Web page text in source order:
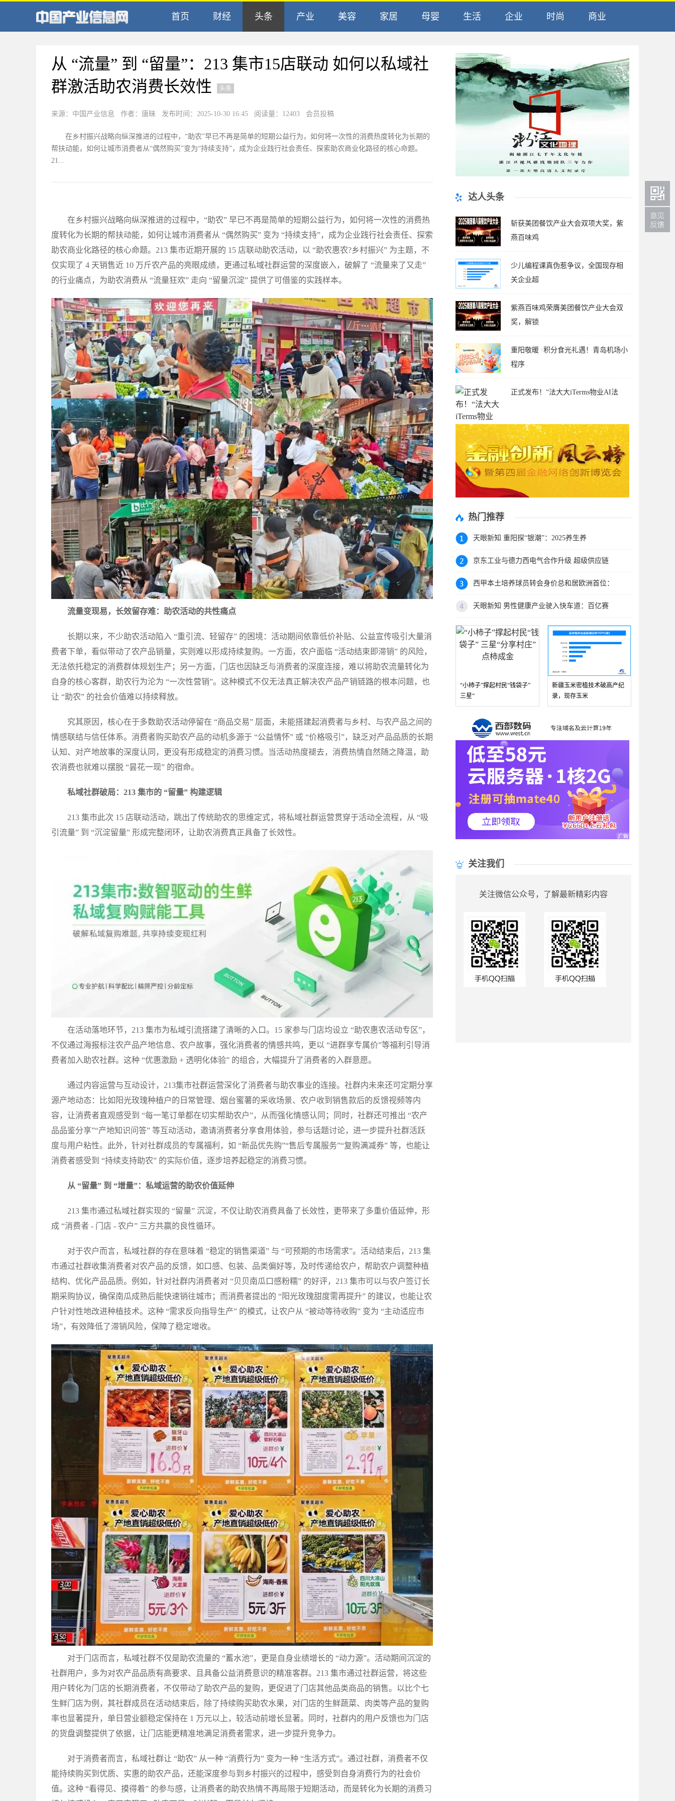
首页 财经 头条 产业 美容 家居 母婴 生活 企业 时尚 商业
从 “流量” 到 “留量”：213 集市15店联动 如何以私域社
群激活助农消费长效性
头条
来源：中国产业信息 作者：唐昧 发布时间：2025-10-30 16:45 阅读量：12403 会员投稿
在乡村振兴战略向纵深推进的过程中，“助农”早已不再是简单的短期公益行为，如何将一次性的消费热度转化为长期的
帮扶动能，如何让城市消费者从“偶然购买”变为“持续支持”，成为企业践行社会责任、探索助农商业化路径的核心命题。
21...
在乡村振兴战略向纵深推进的过程中，“助农” 早已不再是简单的短期公益行为，如何将一次性的消费热
度转化为长期的帮扶动能，如何让城市消费者从 “偶然购买” 变为 “持续支持”，成为企业践行社会责任、探索
助农商业化路径的核心命题。213 集市近期开展的 15 店联动助农活动，以 “助农惠农?乡村振兴” 为主题，不
仅实现了 4 天销售近 10 万斤农产品的亮眼成绩，更通过私域社群运营的深度嵌入，破解了 “流量来了又走”
的行业痛点，为助农消费从 “流量狂欢” 走向 “留量沉淀” 提供了可借鉴的实践样本。
流量变现易，长效留存难：助农活动的共性痛点
长期以来，不少助农活动陷入 “重引流、轻留存” 的困境：活动期间依靠低价补贴、公益宣传吸引大量消
费者下单，看似带动了农产品销量，实则难以形成持续复购。一方面，农户面临 “活动结束即滞销” 的风险，
无法依托稳定的消费群体规划生产；另一方面，门店也因缺乏与消费者的深度连接，难以将助农流量转化为
自身的核心客群，助农行为沦为 “一次性营销”。这种模式不仅无法真正解决农产品产销链路的根本问题，也
让 “助农” 的社会价值难以持续释放。
究其原因，核心在于多数助农活动停留在 “商品交易” 层面，未能搭建起消费者与乡村、与农产品之间的
情感联结与信任体系。消费者购买助农产品的动机多源于 “公益情怀” 或 “价格吸引”，缺乏对产品品质的长期
认知、对产地故事的深度认同，更没有形成稳定的消费习惯。当活动热度褪去，消费热情自然随之降温，助
农消费也就难以摆脱 “昙花一现” 的宿命。
私域社群破局：213 集市的 “留量” 构建逻辑
213 集市此次 15 店联动活动，跳出了传统助农的思维定式，将私域社群运营贯穿于活动全流程，从 “吸
引流量” 到 “沉淀留量” 形成完整闭环，让助农消费真正具备了长效性。
在活动落地环节，213 集市为私域引流搭建了清晰的入口。15 家参与门店均设立 “助农惠农活动专区”，
不仅通过海报标注农产品产地信息、农户故事，强化消费者的情感共鸣，更以 “进群享专属价”等福利引导消
费者加入助农社群。这种 “优惠激励 + 透明化体验” 的组合，大幅提升了消费者的入群意愿。
通过内容运营与互动设计，213集市社群运营深化了消费者与助农事业的连接。社群内未来还可定期分享
源产地动态：比如阳光玫瑰种植户的日常管理、烟台蜜薯的采收场景、农户收到销售款后的反馈视频等内
容，让消费者直观感受到 “每一笔订单都在切实帮助农户”，从而强化情感认同；同时，社群还可推出 “农产
品品鉴分享”“产地知识问答” 等互动活动，邀请消费者分享食用体验，参与话题讨论，进一步提升社群活跃
度与用户粘性。此外，针对社群成员的专属福利，如 “新品优先购”“售后专属服务”“复购满减券” 等，也能让
消费者感受到 “持续支持助农” 的实际价值，逐步培养起稳定的消费习惯。
从 “留量” 到 “增量”：私域运营的助农价值延伸
213 集市通过私域社群实现的 “留量” 沉淀，不仅让助农消费具备了长效性，更带来了多重价值延伸，形
成 “消费者 - 门店 - 农户” 三方共赢的良性循环。
对于农户而言，私域社群的存在意味着 “稳定的销售渠道” 与 “可预期的市场需求”。活动结束后，213 集
市通过社群收集消费者对农产品的反馈，如口感、包装、品类偏好等，及时传递给农户，帮助农户调整种植
结构、优化产品品质。例如，针对社群内消费者对 “贝贝南瓜口感粉糯” 的好评，213 集市可以与农户签订长
期采购协议，确保南瓜成熟后能快速销往城市；而消费者提出的 “阳光玫瑰甜度需再提升” 的建议，也能让农
户针对性地改进种植技术。这种 “需求反向指导生产” 的模式，让农户从 “被动等待收购” 变为 “主动适应市
场”，有效降低了滞销风险，保障了稳定增收。
对于门店而言，私域社群不仅是助农流量的 “蓄水池”，更是自身业绩增长的 “动力源”。活动期间沉淀的
社群用户，多为对农产品品质有高要求、且具备公益消费意识的精准客群。213 集市通过社群运营，将这些
用户转化为门店的长期消费者，不仅带动了助农产品的复购，更促进了门店其他品类商品的销售。以比个七
生鲜门店为例，其社群成员在活动结束后，除了持续购买助农水果，对门店的生鲜蔬菜、肉类等产品的复购
率也显著提升，单日营业额稳定保持在 1 万元以上，较活动前增长显著。同时，社群内的用户反馈也为门店
的货盘调整提供了依据，让门店能更精准地满足消费者需求，进一步提升竞争力。
对于消费者而言，私域社群让 “助农” 从一种 “消费行为” 变为一种 “生活方式”。通过社群，消费者不仅
能持续购买到优质、实惠的助农产品，还能深度参与到乡村振兴的过程中，感受到自身消费行为的社会价
值。这种 “看得见、摸得着” 的参与感，让消费者的助农热情不再局限于短期活动，而是转化为长期的消费习
达人头条
斩获美团餐饮产业大会双项大奖，紫
燕百味鸡
少儿编程课真伪惹争议，全国现存相
关企业超
紫燕百味鸡荣膺美团餐饮产业大会双
奖，解锁
重阳敬暖 ·积分食光礼遇！青岛机场小
程序
正式发布！“法大大iTerms物业AI法
热门推荐
天眼新知 重阳探“银潮”：2025养生养
京东工业与德力西电气合作升级 超级供应链
西甲本土培养球员转会身价总和居欧洲首位：
天眼新知 男性健康产业驶入快车道：百亿赛
“小柿子”撑起村民“钱袋子”
三星“
新疆玉米密植技术破高产纪
录，现存玉米
关注我们
关注微信公众号，了解最新精彩内容